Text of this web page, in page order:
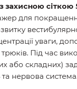
захисною сіткою
для
уваги,
трюків. Під час
або складних)
нервова